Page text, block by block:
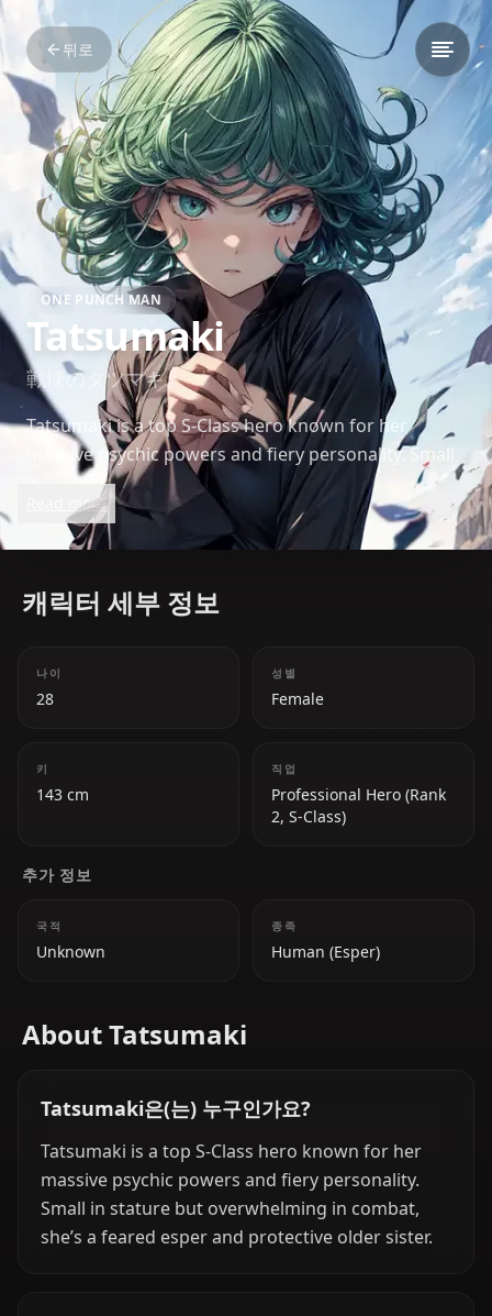
뒤로
ONE PUNCH MAN
Tatsumaki
戦慄のタツマキ
Tatsumaki is a top S-Class hero known for her
massive psychic powers and fiery personality. Small
in stature but overwhelming in combat, she’s a
feared esper and protective older sister.
Read more
캐릭터 세부 정보
나이
28
성별
Female
키
143 cm
직업
Professional Hero (Rank
2, S-Class)
추가 정보
국적
Unknown
종족
Human (Esper)
About Tatsumaki
Tatsumaki은(는) 누구인가요?
Tatsumaki is a top S-Class hero known for her
massive psychic powers and fiery personality.
Small in stature but overwhelming in combat,
she’s a feared esper and protective older sister.